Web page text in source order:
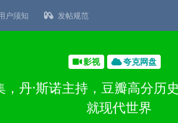
户须知 发帖规范
影视 夸克网盘
，丹·斯诺主持，豆瓣高分
就现代世界